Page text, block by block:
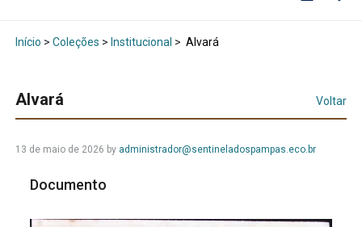
Início > Coleções > Institucional > Alvará
Alvará Voltar
13 de maio de 2026 by administrador@sentineladospampas.eco.br
Documento